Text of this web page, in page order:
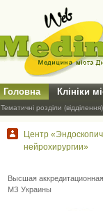
Головна Клініки
Тематичні розділи (відділення)
Центр
нейрохирургии»
Высшая
МЗ Украины